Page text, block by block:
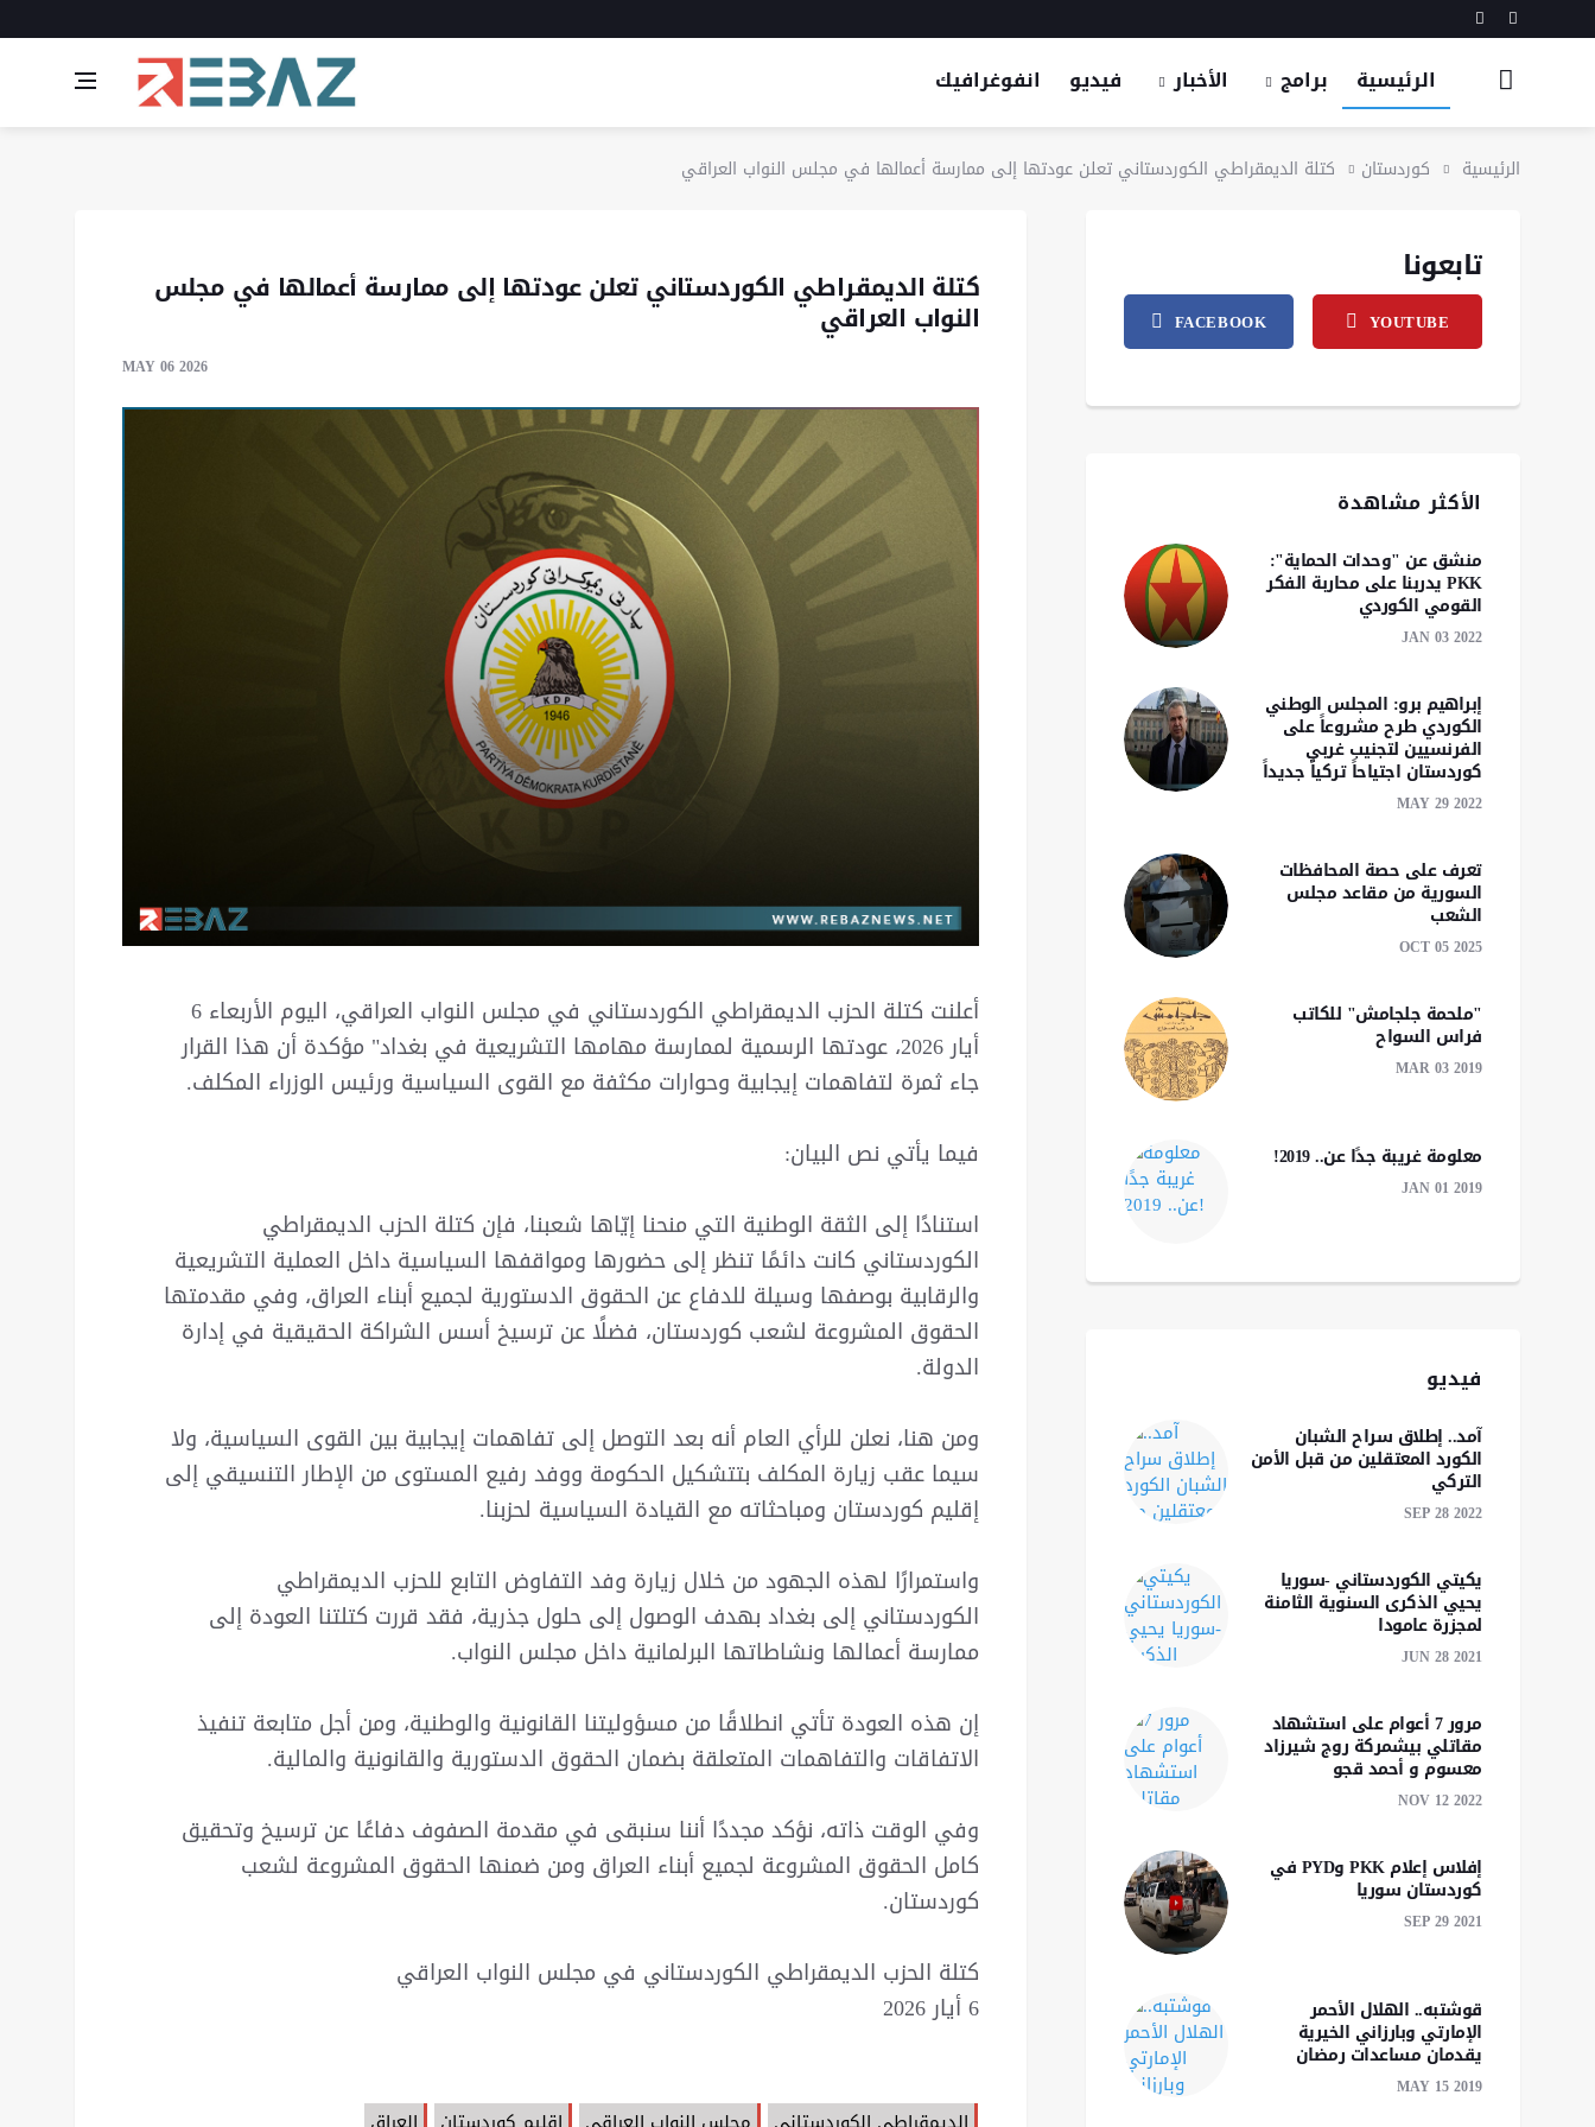
الرئيسية برامج الأخبار فيديو انفوغرافيك
الرئيسية كوردستان كتلة الديمقراطي الكوردستاني تعلن عودتها إلى ممارسة أعمالها في مجلس النواب العراقي
كتلة الديمقراطي الكوردستاني تعلن عودتها إلى ممارسة أعمالها في مجلس
النواب العراقي
MAY 06 2026
أعلنت كتلة الحزب الديمقراطي الكوردستاني في مجلس النواب العراقي، اليوم الأربعاء 6
أیار 2026، عودتها الرسمية لممارسة مهامها التشريعية في بغداد" مؤكدة أن هذا القرار
جاء ثمرة لتفاهمات إيجابية وحوارات مكثفة مع القوى السياسية ورئيس الوزراء المكلف.
فيما يأتي نص البيان:
استنادًا إلى الثقة الوطنية التي منحنا إيّاها شعبنا، فإن كتلة الحزب الديمقراطي
الكوردستاني كانت دائمًا تنظر إلى حضورها ومواقفها السياسية داخل العملية التشريعية
والرقابية بوصفها وسيلة للدفاع عن الحقوق الدستورية لجميع أبناء العراق، وفي مقدمتها
الحقوق المشروعة لشعب كوردستان، فضلًا عن ترسيخ أسس الشراكة الحقيقية في إدارة
الدولة.
ومن هنا، نعلن للرأي العام أنه بعد التوصل إلى تفاهمات إيجابية بين القوى السياسية، ولا
سيما عقب زيارة المكلف بتتشكيل الحكومة ووفد رفيع المستوى من الإطار التنسيقي إلى
إقليم كوردستان ومباحثاته مع القيادة السياسية لحزبنا.
واستمرارًا لهذه الجهود من خلال زيارة وفد التفاوض التابع للحزب الديمقراطي
الكوردستاني إلى بغداد بهدف الوصول إلى حلول جذرية، فقد قررت كتلتنا العودة إلى
ممارسة أعمالها ونشاطاتها البرلمانية داخل مجلس النواب.
إن هذه العودة تأتي انطلاقًا من مسؤوليتنا القانونية والوطنية، ومن أجل متابعة تنفيذ
الاتفاقات والتفاهمات المتعلقة بضمان الحقوق الدستورية والقانونية والمالية.
وفي الوقت ذاته، نؤكد مجددًا أننا سنبقى في مقدمة الصفوف دفاعًا عن ترسيخ وتحقيق
كامل الحقوق المشروعة لجميع أبناء العراق ومن ضمنها الحقوق المشروعة لشعب
كوردستان.
كتلة الحزب الديمقراطي الكوردستاني في مجلس النواب العراقي
6 أيار 2026
تابعونا
FACEBOOK YOUTUBE
الأكثر مشاهدة
منشق عن "وحدات الحماية":
PKK يدربنا على محاربة الفكر
القومي الكوردي
JAN 03 2022
إبراهيم برو: المجلس الوطني
الكوردي طرح مشروعاً على
الفرنسيين لتجنيب غربي
كوردستان اجتياحاً تركياً جديداً‎‎
MAY 29 2022
تعرف على حصة المحافظات
السورية من مقاعد مجلس
الشعب
OCT 05 2025
"ملحمة جلجامش" للكاتب
فراس السواح
MAR 03 2019
معلومة غريبة جدًا عن.. 2019!
JAN 01 2019
فيديو
آمد.. إطلاق سراح الشبان
الكورد المعتقلين من قبل الأمن
التركي
SEP 28 2022
يكيتي الكوردستاني -سوريا
يحيي الذكرى السنوية الثامنة
لمجزرة عامودا
JUN 28 2021
مرور 7 أعوام على استشهاد
مقاتلي بيشمركة روج شيرزاد
معسوم و أحمد قجو
NOV 12 2022
إفلاس إعلام PKK وPYD في
كوردستان سوريا
SEP 29 2021
قوشتبه.. الهلال الأحمر
الإمارتي وبارزاني الخيرية
يقدمان مساعدات رمضان
MAY 15 2019